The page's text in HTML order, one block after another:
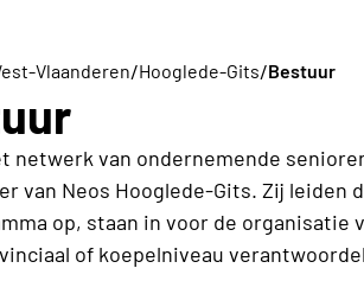
Vlaanderen/Hooglede-Gits/Bestuur
netwerk van ondernemende
van Neos Hooglede-Gits. Zij leiden
op, staan in voor de
of koepelniveau